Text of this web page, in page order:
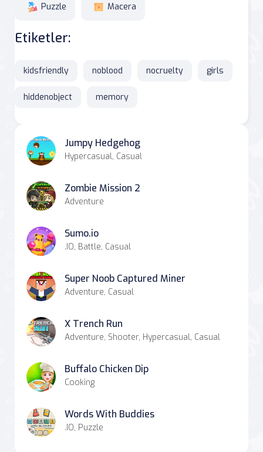
Puzzle Macera
Etiketler:
kidsfriendly noblood nocruelty girls
hiddenobject memory
Jumpy Hedgehog
Hypercasual, Casual
Zombie Mission 2
Adventure
Sumo.io
.IO, Battle, Casual
Super Noob Captured Miner
Adventure, Casual
X Trench Run
Adventure, Shooter, Hypercasual, Casual
Buffalo Chicken Dip
Cooking
Words With Buddies
.IO, Puzzle